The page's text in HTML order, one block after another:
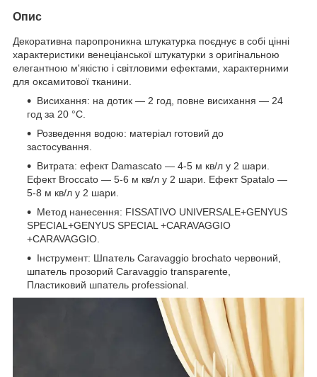
Опис
Декоративна паропроникна штукатурка поєднує в собі цінні
характеристики венеціанської штукатурки з оригінальною
елегантною м'якістю і світловими ефектами, характерними
для оксамитової тканини.
Висихання: на дотик — 2 год, повне висихання — 24
год за 20 °C.
Розведення водою: матеріал готовий до
застосування.
Витрата: ефект Damascato — 4-5 м кв/л у 2 шари.
Ефект Broccato — 5-6 м кв/л у 2 шари. Ефект Spatalo —
5-8 м кв/л у 2 шари.
Метод нанесення: FISSATIVO UNIVERSALE+GENYUS
SPECIAL+GENYUS SPECIAL +CARAVAGGIO
+CARAVAGGIO.
Інструмент: Шпатель Caravaggio brochato червоний,
шпатель прозорий Caravaggio transparente,
Пластиковий шпатель professional.